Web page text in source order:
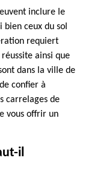
inclure le
bien ceux du sol
requiert
ainsi que
dans la ville de
confier à
carrelages de
vous offrir un
il